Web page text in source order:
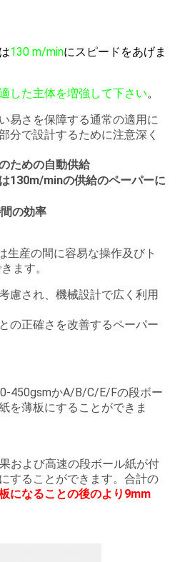
130 m/minにスピードをあげま
した主体を増強して下さい。
易さを保障する通常の適用に
分で設計するために注意深く
ための自動供給
130m/minの供給のペーパーに
の効率
生産の間に容易な操作及びト
ます。
慮され、機械設計で広く利用
の正確さを改善するペーパー
450gsmかA/B/C/E/Fの段ボー
を薄板にすることができま
および高速の段ボール紙が付
することができます。合計の
になることの後のより9mm